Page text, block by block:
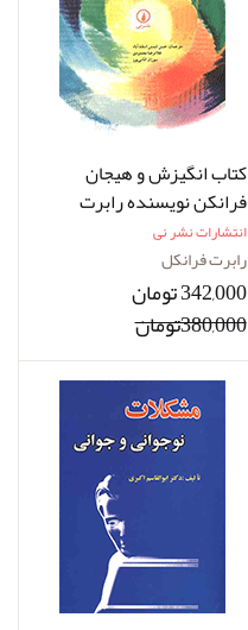
کتاب انگیزش و هیجان
فرانکن نویسنده رابرت
فرانکل مترجم حسن شمس
اسفندآباد
انتشارات نشر نی
رابرت فرانکل
342,000 تومان
380,000تومان